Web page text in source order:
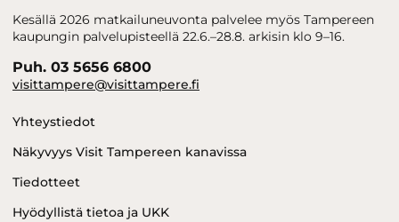
Kesällä 2026 matkailuneuvonta palvelee myös Tampereen
kaupungin palvelupisteellä 22.6.–28.8. arkisin klo 9–16.
Puh. 03 5656 6800
visittampere@visittampere.fi
Yhteystiedot
Näkyvyys Visit Tampereen kanavissa
Tiedotteet
Hyödyllistä tietoa ja UKK